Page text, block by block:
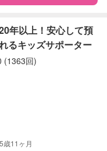
ン
ン(旧内閣府補助対象)
ビーシッター
年以上！安心して預
るキッズサポーター
(1363回)
歳11ヶ月